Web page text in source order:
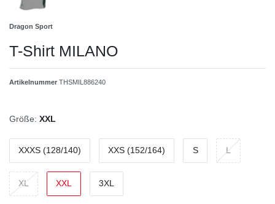
Dragon Sport
T-Shirt MILANO
Artikelnummer THSMIL886240
Größe: XXL
XXXS (128/140) XXS (152/164) S L
XL XXL 3XL